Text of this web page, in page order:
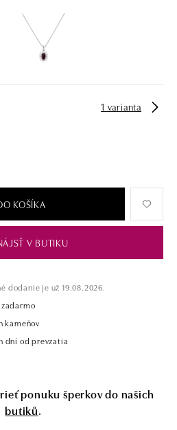
1 varianta
KOŠÍKA
V BUTIKU
dodanie je už 19.08.2026.
kameňov
dní od prevzatia
ponuku šperkov do našich
butiků.